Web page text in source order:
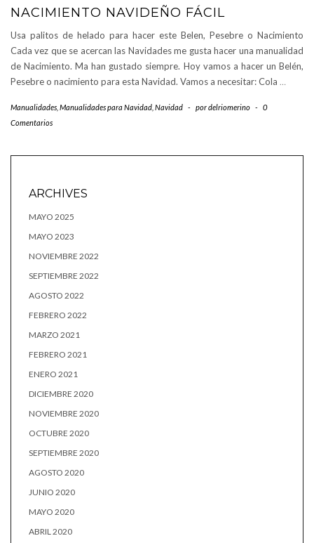
NACIMIENTO NAVIDEÑO FÁCIL
Usa palitos de helado para hacer este Belen, Pesebre o Nacimiento
Cada vez que se acercan las Navidades me gusta hacer una manualidad
de Nacimiento. Ma han gustado siempre. Hoy vamos a hacer un Belén,
Pesebre o nacimiento para esta Navidad. Vamos a necesitar: Cola …
Manualidades Manualidades para Navidad Navidad - pordelriomerino -
0
Comentarios
ARCHIVES
MAYO 2025
MAYO 2023
NOVIEMBRE 2022
SEPTIEMBRE 2022
AGOSTO 2022
FEBRERO 2022
MARZO 2021
FEBRERO 2021
ENERO 2021
DICIEMBRE 2020
NOVIEMBRE 2020
OCTUBRE 2020
SEPTIEMBRE 2020
AGOSTO 2020
JUNIO 2020
MAYO 2020
ABRIL 2020